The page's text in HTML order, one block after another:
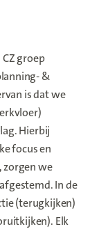
groep
&
is dat we
Hierbij
focus en
zorgen we
In de
(terugkijken)
Elk